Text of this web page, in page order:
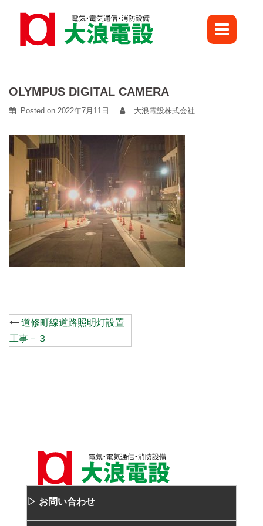
content
OLYMPUS DIGITAL CAMERA
Posted on 2022年7月11日 大浪電設株式会社
Post
navigation
道修町線道路照明灯設置
工事－３
▷ お問い合わせ